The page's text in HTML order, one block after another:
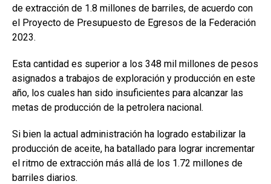
de extracción de 1.8 millones de barriles, de acuerdo con
el Proyecto de Presupuesto de Egresos de la Federación
2023.
Esta cantidad es superior a los 348 mil millones de pesos
asignados a trabajos de exploración y producción en este
año, los cuales han sido insuficientes para alcanzar las
metas de producción de la petrolera nacional.
Si bien la actual administración ha logrado estabilizar la
producción de aceite, ha batallado para lograr incrementar
el ritmo de extracción más allá de los 1.72 millones de
barriles diarios.